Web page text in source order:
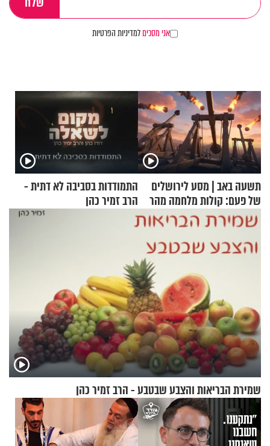
אני מסכיםלמדיניות הפרטיות
תשעה באב | מסע לירושלים
של פעם: קולות מלחמה מהר
הזיתים
התמודדות בסביבה לא דתית -
הרב זמיר כהן
שמירת הבריאות והצבע שבטבע - הרב זמיר כהן